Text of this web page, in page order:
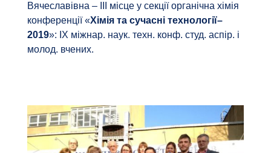
Вячеславівна – ІІІ місце у секції органічна хімія
конференції «Хімія та сучасні технології–
2019»: ІX міжнар. наук. техн. конф. студ. аспір. і
молод. вчених.